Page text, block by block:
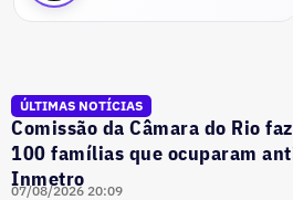
ÚLTIMAS NOTÍCIAS
Comissão da Câmara do Rio
100 famílias que ocuparam
Inmetro
07/08/2026 20:09